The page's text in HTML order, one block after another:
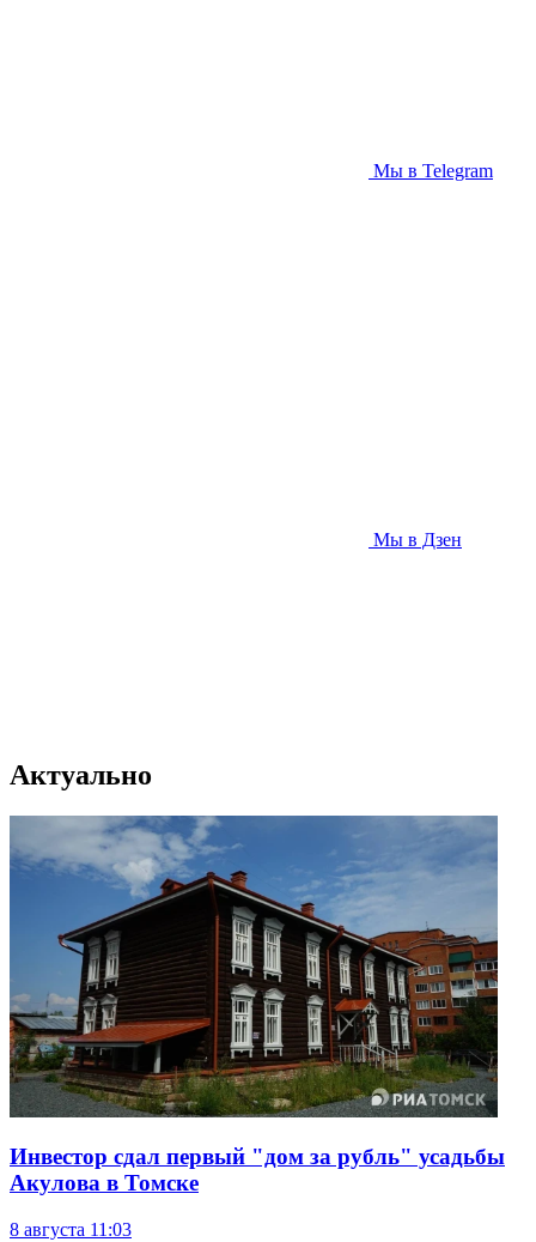
Мы в Telegram
Мы в Дзен
Актуально
Инвестор сдал первый "дом за рубль" усадьбы
Акулова в Томске
8 августа 11:03